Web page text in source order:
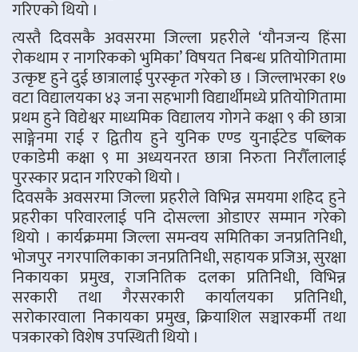
गरिएको थियो ।
त्यस्तै दिवसकै अवसरमा जिल्ला प्रहरीले ‘यौनजन्य हिंसा
रोकथाम र नागरिकको भुमिका’ विषयत निबन्ध प्रतियोगितामा
उत्कृष्ट हुने दुई छात्रालाई पुरस्कृत गरेको छ । जिल्लाभरका १७
वटा विद्यालयका ४३ जना सहभागी विद्यार्थीमध्ये प्रतियोगितामा
प्रथम हुने विद्येश्वर माध्यमिक विद्यालय गोगने कक्षा ९ की छात्रा
साङ्गेनमा राई र द्वितीय हुने युनिक एण्ड युनाईटेड पब्लिक
एकाडेमी कक्षा ९ मा अध्ययनरत छात्रा निरुता निरौँलालाई
पुरस्कार प्रदान गरिएको थियो ।
दिवसकै अवसरमा जिल्ला प्रहरीले विभिन्न समयमा शहिद हुने
प्रहरीका परिवारलाई पनि दोसल्ला ओडाएर सम्मान गरेको
थियो । कार्यक्रममा जिल्ला समन्वय समितिका जनप्रतिनिधी,
भोजपुर नगरपालिकाका जनप्रतिनिधी, सहायक प्रजिअ, सुरक्षा
निकायका प्रमुख, राजनितिक दलका प्रतिनिधी, विभिन्न
सरकारी तथा गैरसरकारी कार्यालयका प्रतिनिधी,
सरोकारवाला निकायका प्रमुख, क्रियाशिल सञ्चारकर्मी तथा
पत्रकारको विशेष उपस्थिती थियो ।